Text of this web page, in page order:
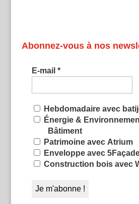
Abonnez-vous à nos
E-mail *
Hebdomadaire avec
Énergie &
Bâtiment
Patrimoine avec Atrium
Enveloppe avec
Construction bois avec